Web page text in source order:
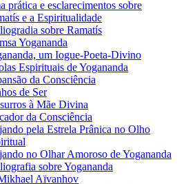
prática e esclarecimentos sobre
e a Espiritualidade
sobre Ramatís
Yogananda
um Iogue-Poeta-Divino
Espirituais de Yogananda
da Consciência
de Ser
à Mãe Divina
da Consciência
pela Estrela Prânica no Olho
no Olhar Amoroso de Yogananda
sobre Yogananda
Aïvanhov